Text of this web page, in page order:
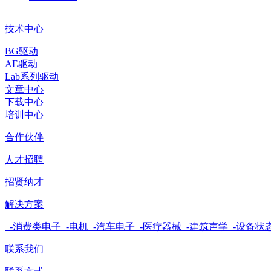
技术中心
BG驱动
AE驱动
Lab系列驱动
文章中心
下载中心
培训中心
合作伙伴
人才招聘
招贤纳才
解决方案
-消费类电子 -电机 -汽车电子 -医疗器械 -建筑声学 -设备状
联系我们